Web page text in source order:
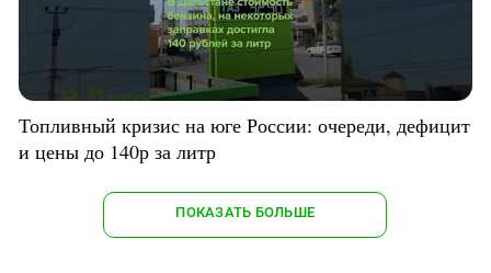
Топливный кризис на юге России: очереди, дефицит
и цены до 140р за литр
ПОКАЗАТЬ БОЛЬШЕ